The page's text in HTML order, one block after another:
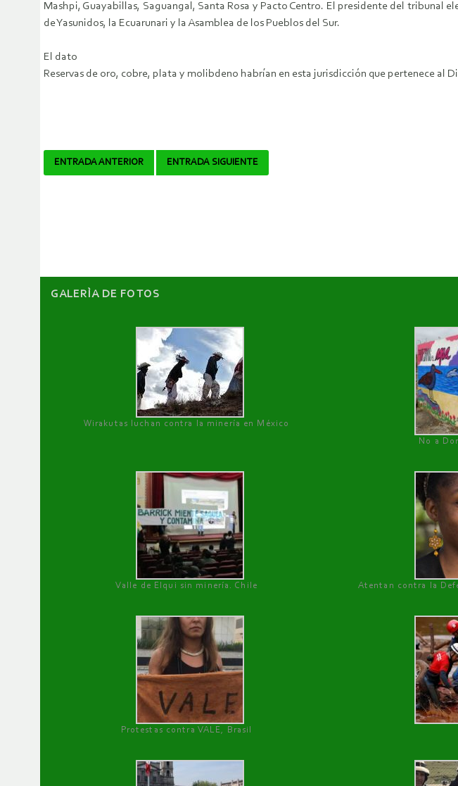
Mashpi, Guayabillas, Saguangal, Santa Rosa y Pacto Centro. El presidente del tribunal
de Yasunidos, la Ecuarunari y la Asamblea de los Pueblos del Sur.
El dato
Reservas de oro, cobre, plata y molibdeno habrían en esta jurisdicción que pertenece al
Navegador
ENTRADA ANTERIOR ENTRADA SIGUIENTE
GALERÌA DE FOTOS
Wirakutas luchan contra la minería en México
No a
Valle de Elqui sin minería. Chile Atentan contra la
Protestas contra VALE, Brasil